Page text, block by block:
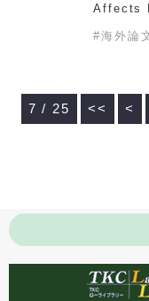
Affects
#海外論
7 / 25 << <